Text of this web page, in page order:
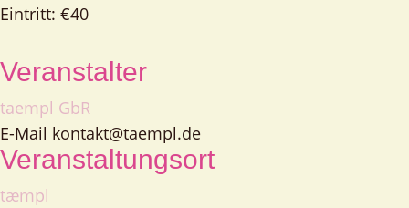
Eintritt: €40
Veranstalter
taempl GbR
E-Mail kontakt@taempl.de
Veranstaltungsort
tæmpl